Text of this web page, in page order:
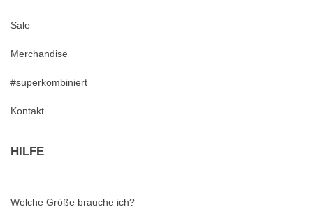
Sale
Merchandise
#superkombiniert
Kontakt
HILFE
Welche Größe brauche ich?